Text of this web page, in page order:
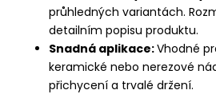
průhledných variantách.
detailním popisu produktu.
Snadná aplikace:Vhodné
keramické nebo nerezové
přichycení a trvalé držení.